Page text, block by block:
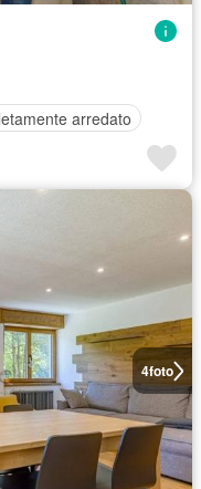
arredato
4foto